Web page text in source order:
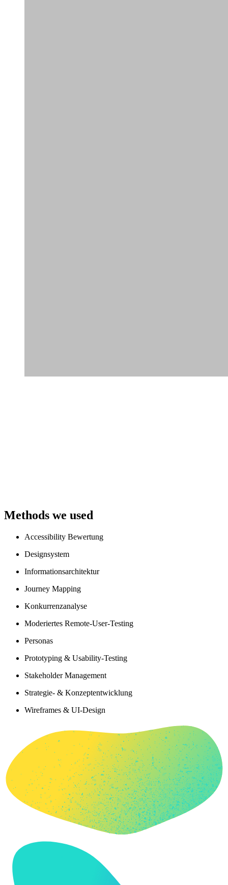
Methods we used
Accessibility Bewertung
Designsystem
Informationsarchitektur
Journey Mapping
Konkurrenzanalyse
Moderiertes Remote-User-Testing
Personas
Prototyping & Usability-Testing
Stakeholder Management
Strategie- & Konzeptentwicklung
Wireframes & UI-Design